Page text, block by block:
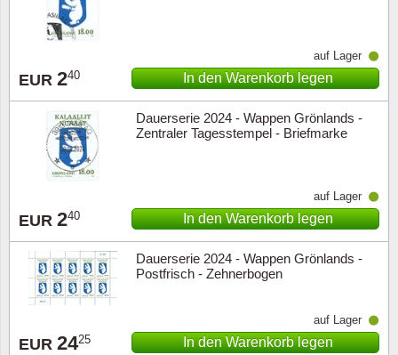
EUR 240
auf Lager
In den Warenkorb legen
Dauerserie 2024 - Wappen Grönlands -
Zentraler Tagesstempel - Briefmarke
EUR 240
auf Lager
In den Warenkorb legen
Dauerserie 2024 - Wappen Grönlands -
Postfrisch - Zehnerbogen
EUR 2425
auf Lager
In den Warenkorb legen